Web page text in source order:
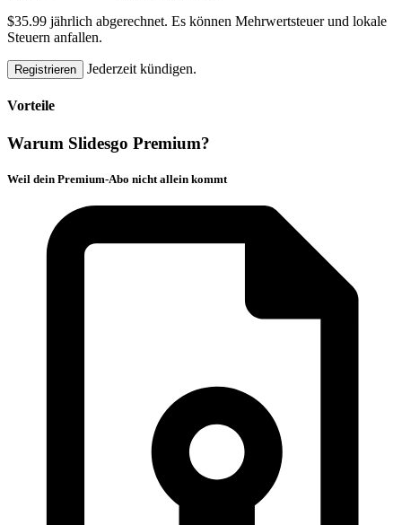
$35.99 jährlich abgerechnet. Es können Mehrwertsteuer und lokale
Steuern anfallen.
Registrieren Jederzeit kündigen.
Vorteile
Warum Slidesgo Premium?
Weil dein Premium-Abo nicht allein kommt